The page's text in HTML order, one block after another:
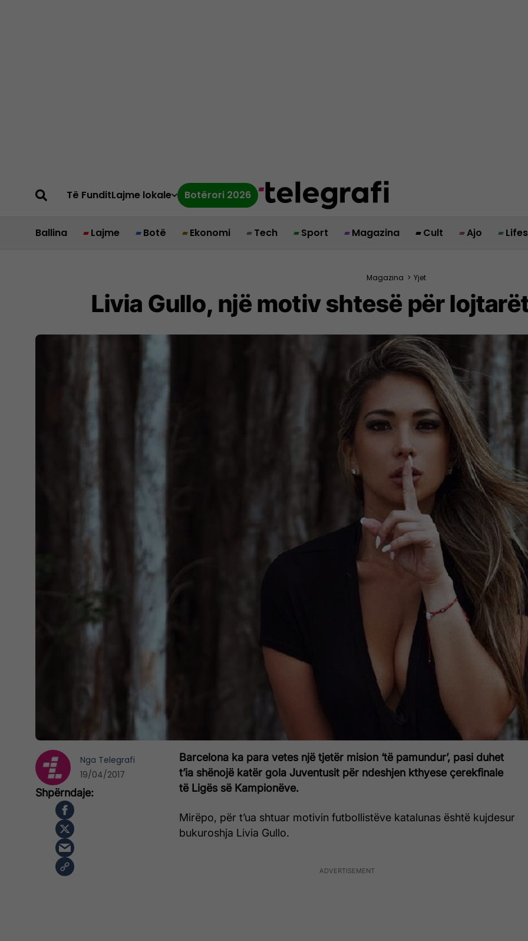
Të FunditLajme lokale Botërori 2026
Ballina Lajme Botë Ekonomi Tech Sport Magazina Cult Ajo
Magazina > Yjet
Livia Gullo, një motiv shtesë për
Barcelona ka para vetes një tjetër mision ‘të pamundur’, pasi duhet
t’ia shënojë katër gola Juventusit për ndeshjen kthyese çerekfinale
të Ligës së Kampionëve.
Mirëpo, për t’ua shtuar motivin futbollistëve katalunas është kujdesur
bukuroshja Livia Gullo.
Nga Telegrafi
19/04/2017